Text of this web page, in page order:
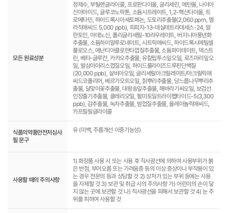
모든 원료성분
정제수, 부틸렌글라이콜, 프로판다이올, 글리세린, 에탄올, 나이아
신아마이드, 글루코노락톤, 소듐시트레이트, 1,2-헥산다이올, 트
로메타민, 하이드록시아세토페논, 도토리추출물(2,060 ppm, 엘
라직애씨드 5,000 ppb), 피피지-13-데실테트라데세스-24, 알
란토인, 아데노신, 폴리글리세릴-10라우레이트, 버지니아풍년화
추출물, 소듐하이알루로네이트, 시트릭애씨드, 하이드록시에틸셀
룰로오스, 에난티아클로란타껍질추출물, 소듐파이테이트, 덱스트
린, 베타-글루칸, 카카오추출물, 유칼립투스잎오일, 로즈마리잎오
일, 발삼아미리스껍질오일, 하이드롤라이즈드루핀단백질
(20,000 ppb), 살비아오일, 글리세릴아크릴레이트/아크릴릭애
씨드코폴리머, 베르가모트오일, 칡뿌리추출물, 당느릅나무뿌리추
출물, 달맞이꽃추출물, 대왕송잎추출물, 해바라기씨오일, 보검선
인장줄기추출물, 클레리오일, 팔미토일트라이펩타이드-5(3,300
ppb), 감추출물, 녹차추출물, 밤껍질추출물, 올레아놀릭애씨드,
카프릴릴글라이콜
식품의약품안전처심사
필 문구
유 (미백, 주름개선 이중기능성)
사용할 때의 주의사항
1) 화장품 사용 시 또는 사용 후 직사광선에 의하여 사용부위가 붉
은 반점, 부어오름 또는 가려움증 등의 이상 증상이나 부작용이 있
는 경우 전문의 등과 상담할 것 2) 상처가 있는 부위 등에는 사용
을 자제할 것 3) 보관 및 취급 시의 주의사항 가) 어린이의 손이 닿
지 않는 곳에 보관할 것 나) 직사광선을 피해서 보관할 것 4) 눈 주
위를 피하여 사용할 것